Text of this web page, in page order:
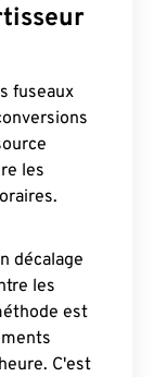
fuseaux
les
décalage
les
est
C'est